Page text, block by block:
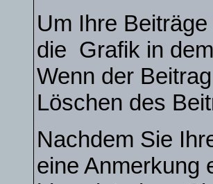
Um Ihre
die Grafik in
Wenn der
Löschen des
Nachdem Sie
eine Anmerkung